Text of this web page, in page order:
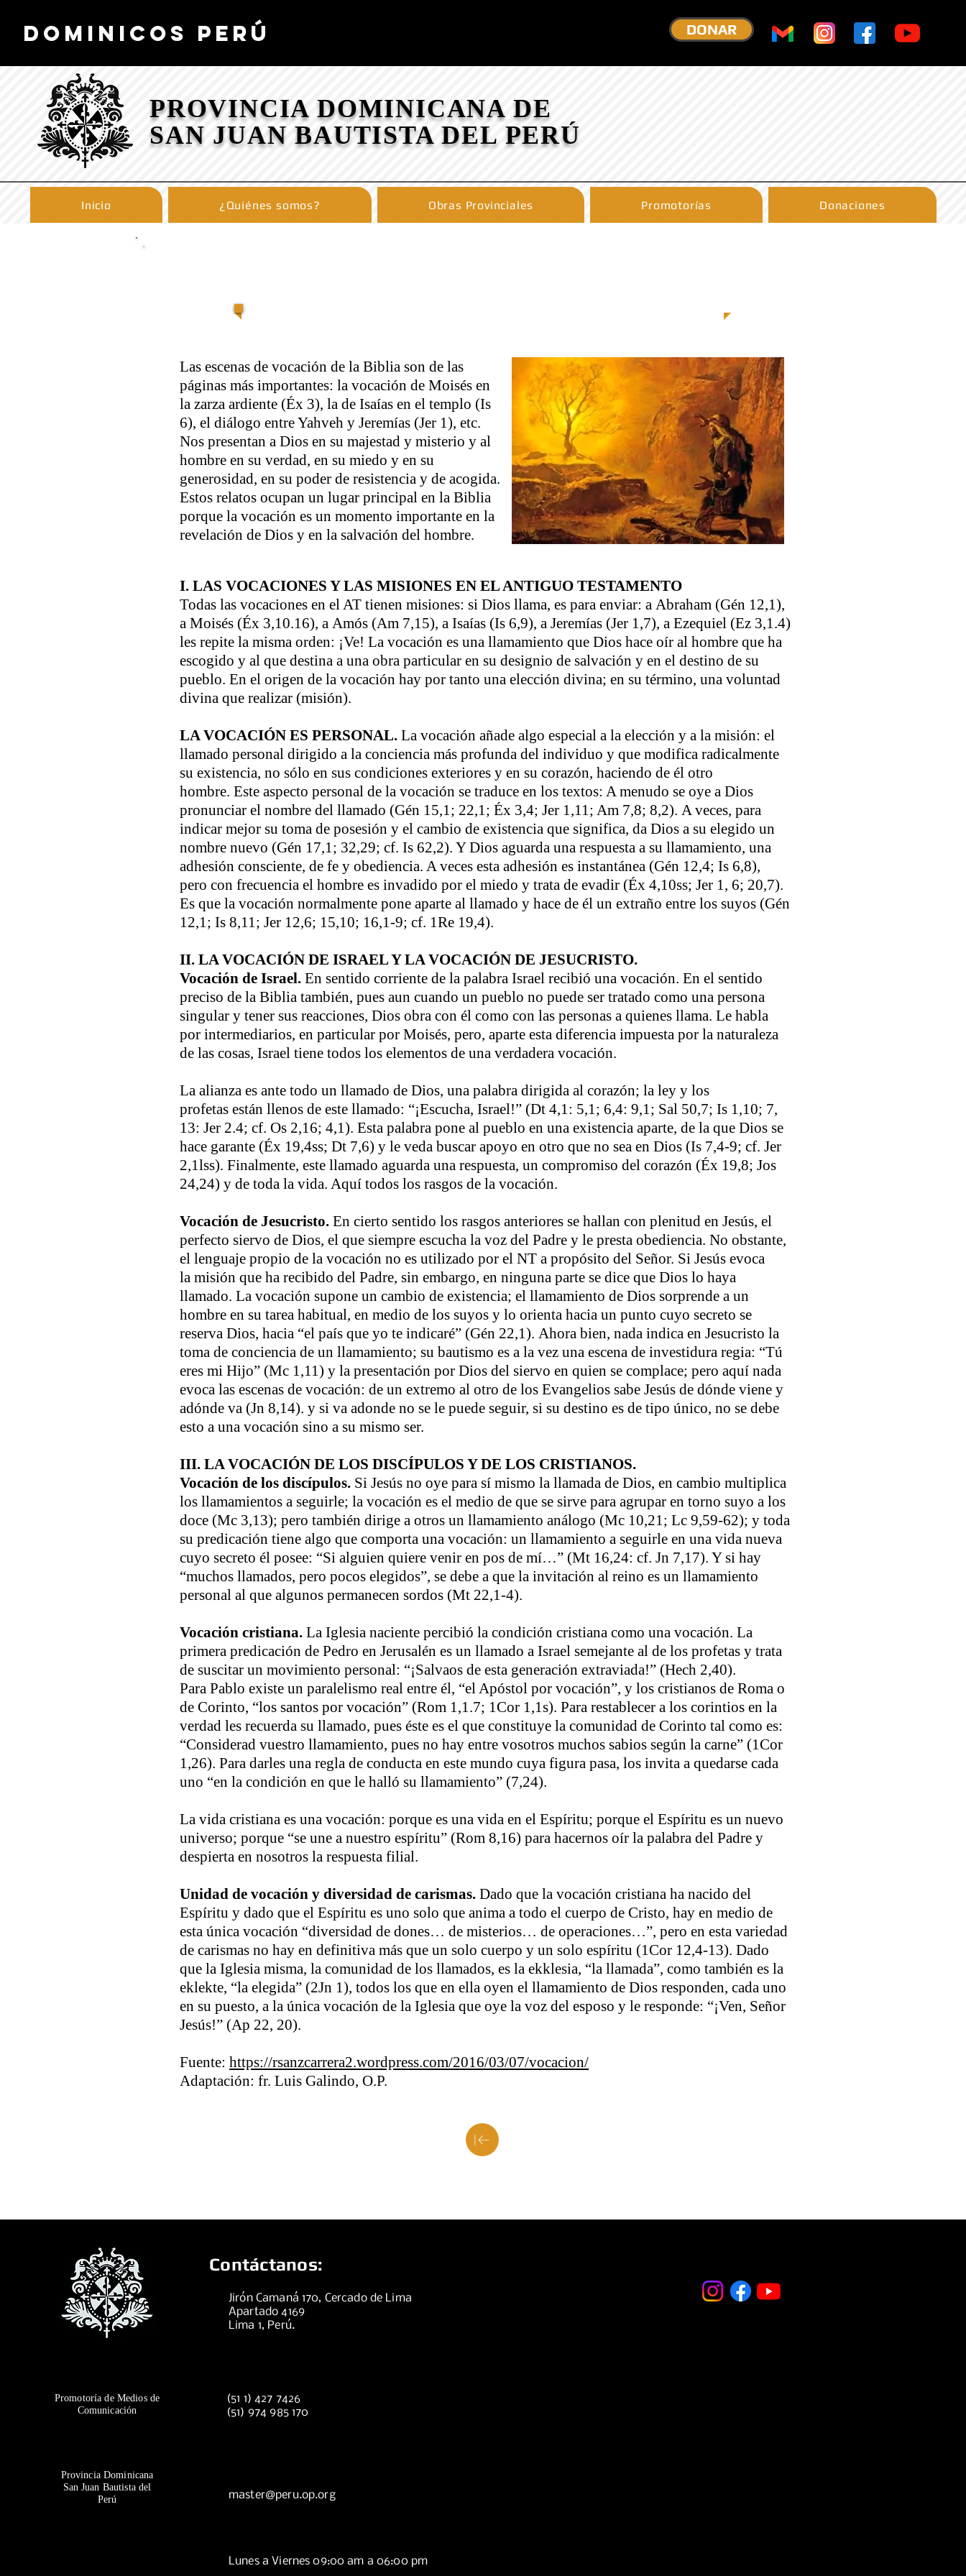
DOMINICOS PERÚ DONAR
PROVINCIA DOMINICANA DE
SAN JUAN BAUTISTA DEL PERÚ
Inicio ¿Quiénes somos? Obras Provinciales Promotorías Donaciones
Las escenas de vocación de la Biblia son de las
páginas más importantes: la vocación de Moisés en
la zarza ardiente (Éx 3), la de Isaías en el templo (Is
6), el diálogo entre Yahveh y Jeremías (Jer 1), etc.
Nos presentan a Dios en su majestad y misterio y al
hombre en su verdad, en su miedo y en su
generosidad, en su poder de resistencia y de acogida.
Estos relatos ocupan un lugar principal en la Biblia
porque la vocación es un momento importante en la
revelación de Dios y en la salvación del hombre.
I. LAS VOCACIONES Y LAS MISIONES EN EL ANTIGUO TESTAMENTO
Todas las vocaciones en el AT tienen misiones: si Dios llama, es para enviar: a Abraham (Gén 12,1),
a Moisés (Éx 3,10.16), a Amós (Am 7,15), a Isaías (Is 6,9), a Jeremías (Jer 1,7), a Ezequiel (Ez 3,1.4)
les repite la misma orden: ¡Ve! La vocación es una llamamiento que Dios hace oír al hombre que ha
escogido y al que destina a una obra particular en su designio de salvación y en el destino de su
pueblo. En el origen de la vocación hay por tanto una elección divina; en su término, una voluntad
divina que realizar (misión).
LA VOCACIÓN ES PERSONAL. La vocación añade algo especial a la elección y a la misión: el
llamado personal dirigido a la conciencia más profunda del individuo y que modifica radicalmente
su existencia, no sólo en sus condiciones exteriores y en su corazón, haciendo de él otro
hombre. Este aspecto personal de la vocación se traduce en los textos: A menudo se oye a Dios
pronunciar el nombre del llamado (Gén 15,1; 22,1; Éx 3,4; Jer 1,11; Am 7,8; 8,2). A veces, para
indicar mejor su toma de posesión y el cambio de existencia que significa, da Dios a su elegido un
nombre nuevo (Gén 17,1; 32,29; cf. Is 62,2). Y Dios aguarda una respuesta a su llamamiento, una
adhesión consciente, de fe y obediencia. A veces esta adhesión es instantánea (Gén 12,4; Is 6,8),
pero con frecuencia el hombre es invadido por el miedo y trata de evadir (Éx 4,10ss; Jer 1, 6; 20,7).
Es que la vocación normalmente pone aparte al llamado y hace de él un extraño entre los suyos (Gén
12,1; Is 8,11; Jer 12,6; 15,10; 16,1-9; cf. 1Re 19,4).
II. LA VOCACIÓN DE ISRAEL Y LA VOCACIÓN DE JESUCRISTO.
Vocación de Israel. En sentido corriente de la palabra Israel recibió una vocación. En el sentido
preciso de la Biblia también, pues aun cuando un pueblo no puede ser tratado como una persona
singular y tener sus reacciones, Dios obra con él como con las personas a quienes llama. Le habla
por intermediarios, en particular por Moisés, pero, aparte esta diferencia impuesta por la naturaleza
de las cosas, Israel tiene todos los elementos de una verdadera vocación.
La alianza es ante todo un llamado de Dios, una palabra dirigida al corazón; la ley y los
profetas están llenos de este llamado: “¡Escucha, Israel!” (Dt 4,1: 5,1; 6,4: 9,1; Sal 50,7; Is 1,10; 7,
13: Jer 2.4; cf. Os 2,16; 4,1). Esta palabra pone al pueblo en una existencia aparte, de la que Dios se
hace garante (Éx 19,4ss; Dt 7,6) y le veda buscar apoyo en otro que no sea en Dios (Is 7,4-9; cf. Jer
2,1lss). Finalmente, este llamado aguarda una respuesta, un compromiso del corazón (Éx 19,8; Jos
24,24) y de toda la vida. Aquí todos los rasgos de la vocación.
Vocación de Jesucristo. En cierto sentido los rasgos anteriores se hallan con plenitud en Jesús, el
perfecto siervo de Dios, el que siempre escucha la voz del Padre y le presta obediencia. No obstante,
el lenguaje propio de la vocación no es utilizado por el NT a propósito del Señor. Si Jesús evoca
la misión que ha recibido del Padre, sin embargo, en ninguna parte se dice que Dios lo haya
llamado. La vocación supone un cambio de existencia; el llamamiento de Dios sorprende a un
hombre en su tarea habitual, en medio de los suyos y lo orienta hacia un punto cuyo secreto se
reserva Dios, hacia “el país que yo te indicaré” (Gén 22,1). Ahora bien, nada indica en Jesucristo la
toma de conciencia de un llamamiento; su bautismo es a la vez una escena de investidura regia: “Tú
eres mi Hijo” (Mc 1,11) y la presentación por Dios del siervo en quien se complace; pero aquí nada
evoca las escenas de vocación: de un extremo al otro de los Evangelios sabe Jesús de dónde viene y
adónde va (Jn 8,14). y si va adonde no se le puede seguir, si su destino es de tipo único, no se debe
esto a una vocación sino a su mismo ser.
III. LA VOCACIÓN DE LOS DISCÍPULOS Y DE LOS CRISTIANOS.
Vocación de los discípulos. Si Jesús no oye para sí mismo la llamada de Dios, en cambio multiplica
los llamamientos a seguirle; la vocación es el medio de que se sirve para agrupar en torno suyo a los
doce (Mc 3,13); pero también dirige a otros un llamamiento análogo (Mc 10,21; Lc 9,59-62); y toda
su predicación tiene algo que comporta una vocación: un llamamiento a seguirle en una vida nueva
cuyo secreto él posee: “Si alguien quiere venir en pos de mí…” (Mt 16,24: cf. Jn 7,17). Y si hay
“muchos llamados, pero pocos elegidos”, se debe a que la invitación al reino es un llamamiento
personal al que algunos permanecen sordos (Mt 22,1-4).
Vocación cristiana. La Iglesia naciente percibió la condición cristiana como una vocación. La
primera predicación de Pedro en Jerusalén es un llamado a Israel semejante al de los profetas y trata
de suscitar un movimiento personal: “¡Salvaos de esta generación extraviada!” (Hech 2,40).
Para Pablo existe un paralelismo real entre él, “el Apóstol por vocación”, y los cristianos de Roma o
de Corinto, “los santos por vocación” (Rom 1,1.7; 1Cor 1,1s). Para restablecer a los corintios en la
verdad les recuerda su llamado, pues éste es el que constituye la comunidad de Corinto tal como es:
“Considerad vuestro llamamiento, pues no hay entre vosotros muchos sabios según la carne” (1Cor
1,26). Para darles una regla de conducta en este mundo cuya figura pasa, los invita a quedarse cada
uno “en la condición en que le halló su llamamiento” (7,24).
La vida cristiana es una vocación: porque es una vida en el Espíritu; porque el Espíritu es un nuevo
universo; porque “se une a nuestro espíritu” (Rom 8,16) para hacernos oír la palabra del Padre y
despierta en nosotros la respuesta filial.
Unidad de vocación y diversidad de carismas. Dado que la vocación cristiana ha nacido del
Espíritu y dado que el Espíritu es uno solo que anima a todo el cuerpo de Cristo, hay en medio de
esta única vocación “diversidad de dones… de misterios… de operaciones…”, pero en esta variedad
de carismas no hay en definitiva más que un solo cuerpo y un solo espíritu (1Cor 12,4-13). Dado
que la Iglesia misma, la comunidad de los llamados, es la ekklesia, “la llamada”, como también es la
eklekte, “la elegida” (2Jn 1), todos los que en ella oyen el llamamiento de Dios responden, cada uno
en su puesto, a la única vocación de la Iglesia que oye la voz del esposo y le responde: “¡Ven, Señor
Jesús!” (Ap 22, 20).
Fuente: https://rsanzcarrera2.wordpress.com/2016/03/07/vocacion/
Adaptación: fr. Luis Galindo, O.P.
Contáctanos:
Jirón Camaná 170, Cercado de Lima
Apartado 4169
Lima 1, Perú.
Promotoría de Medios de
Comunicación
(51 1) 427 7426
(51) 974 985 170
Provincia Dominicana
San Juan Bautista del
Perú
master@peru.op.org
Lunes a Viernes 09:00 am a 06:00 pm